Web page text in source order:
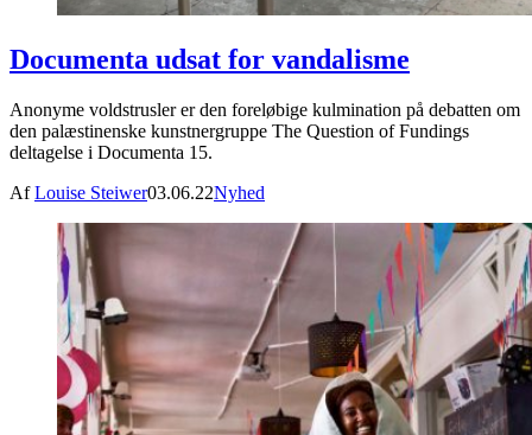
Documenta udsat for vandalisme
Anonyme voldstrusler er den foreløbige kulmination på debatten om
den palæstinenske kunstnergruppe The Question of Fundings
deltagelse i Documenta 15.
AfLouise Steiwer03.06.22Nyhed